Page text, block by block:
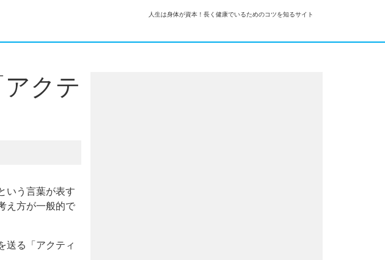
人生は身体が資本！長く健康でいるためのコツを知るサイト
クテ
いう言葉が表す
え方が一般的で
送る「アクティ